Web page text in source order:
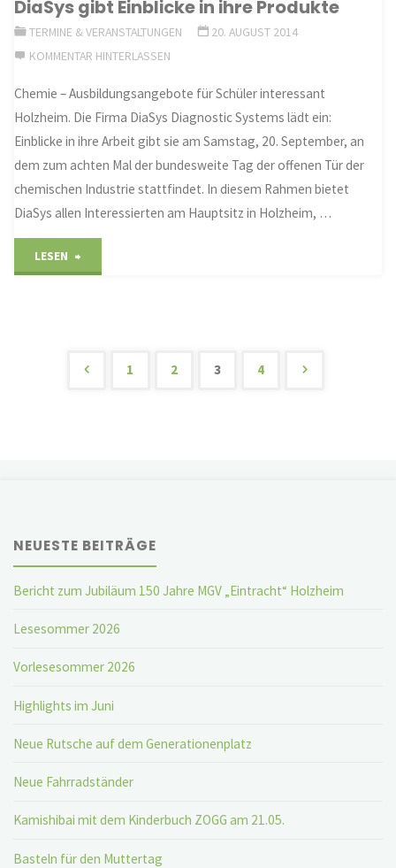
für
DiaSys gibt Einblicke in ihre Produkte
TERMINE & VERANSTALTUNGEN
20. AUGUST 2014
KOMMENTAR HINTERLASSEN
Chemie – Ausbildungsangebote für Schüler interessant
Holzheim. Die Firma DiaSys Diagnostic Systems lädt ein:
Einblicke in ihre Arbeit gibt sie am Samstag, 20. September, an
dem zum achten Mal der bundesweite Tag der offenen Tür der
chemischen Industrie stattfindet. In diesem Rahmen bietet
DiaSys allen Interessierten am Hauptsitz in Holzheim, …
LESEN
in 1 2 3 4
NEUESTE BEITRÄGE
Bericht zum Jubiläum 150 Jahre MGV „Eintracht“ Holzheim
Lesesommer 2026
Vorlesesommer 2026
Highlights im Juni
Neue Rutsche auf dem Generationenplatz
Neue Fahrradständer
Kamishibai mit dem Kinderbuch ZOGG am 21.05.
Basteln für den Muttertag